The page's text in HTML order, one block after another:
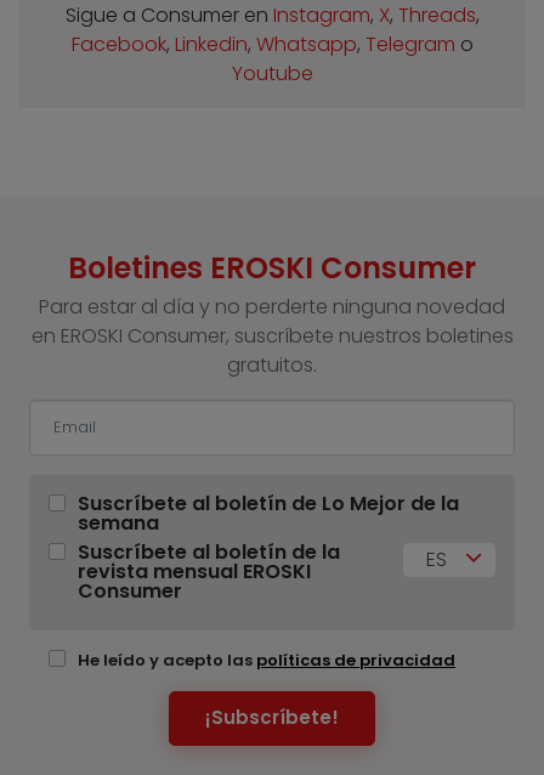
Sigue a Consumer en Instagram, X, Threads,
Facebook, Linkedin, Whatsapp, Telegram o
Youtube
Boletines EROSKI Consumer
Para estar al día y no perderte ninguna novedad
en EROSKI Consumer, suscríbete nuestros boletines
gratuitos.
Suscríbete al boletín de Lo Mejor de la
semana
Suscríbete al boletín de la
revista mensual EROSKI
Consumer
ES
He leído y acepto las políticas de privacidad
¡Subscríbete!